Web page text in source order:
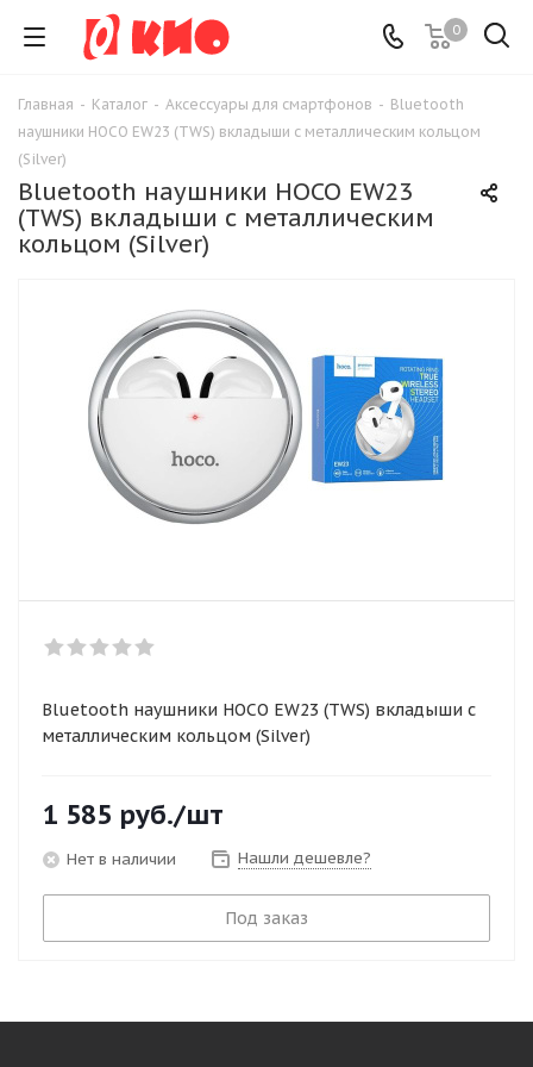
0
Главная - Каталог - Аксессуары для смартфонов - Bluetooth
наушники HOCO EW23 (TWS) вкладыши с металлическим кольцом
(Silver)
Bluetooth наушники HOCO EW23
(TWS) вкладыши с металлическим
кольцом (Silver)
Bluetooth наушники HOCO EW23 (TWS) вкладыши с
металлическим кольцом (Silver)
1 585 руб./шт
Нет в наличии Нашли дешевле?
Под заказ